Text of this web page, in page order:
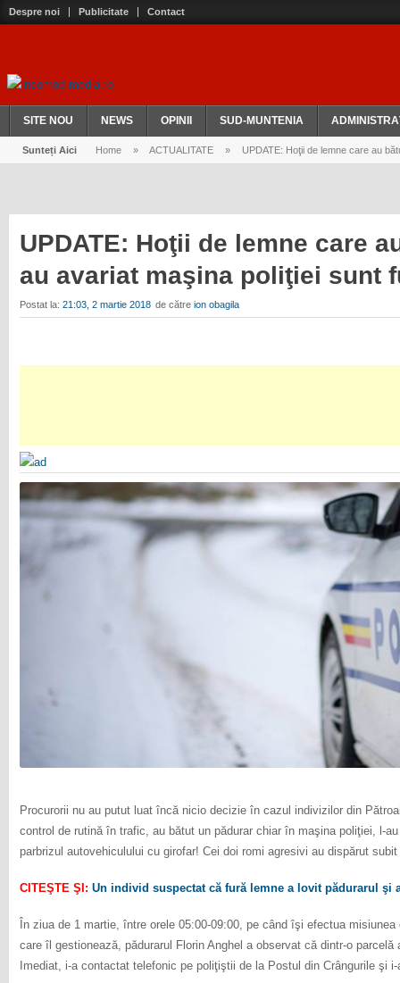
Despre noi Publicitate Contact
SITE NOU NEWS OPINII SUD-MUNTENIA
Sunteți Aici Home » ACTUALITATE » UPDATE: Hoţii de lemne care au
UPDATE: Hoţii de lemne care
au avariat maşina poliţiei sunt
Postat la: 21:03, 2 martie 2018 de către ion obagila
Procurorii nu au putut luat încă nicio decizie în cazul indivizilor din
control de rutină în trafic, au bătut un pădurar chiar în maşina poliţiei, l-
parbrizul autovehiculului cu girofar! Cei doi romi agresivi au dispărut
CITEŞTE ŞI: Un individ suspectat că fură lemne a lovit pădurarul şi
În ziua de 1 martie, între orele 05:00-09:00, pe când îşi efectua
care îl gestionează, pădurarul Florin Anghel a observat că dintr-o
Imediat, i-a contactat telefonic pe poliţiştii de la Postul din Crângurile şi